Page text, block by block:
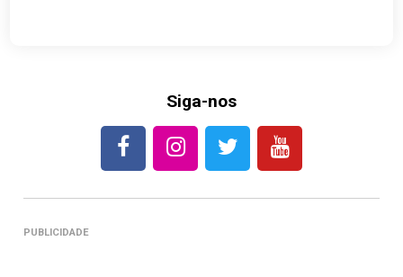
Siga-nos
PUBLICIDADE